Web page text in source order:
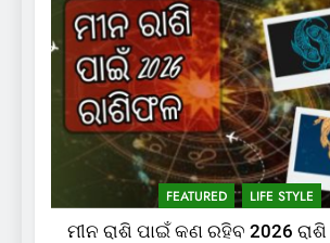
FEATURED LIFE STYLE
ମୀନ ରାଶି ପାଇଁ କଣ ରହିବ 2026